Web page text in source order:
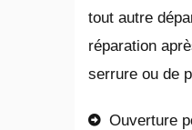
tout autre
réparation
serrure ou de
Ouverture